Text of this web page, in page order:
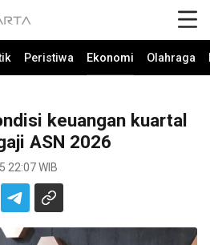
Peristiwa Ekonomi Olahraga
keuangan kuartal
ASN 2026
22:07 WIB